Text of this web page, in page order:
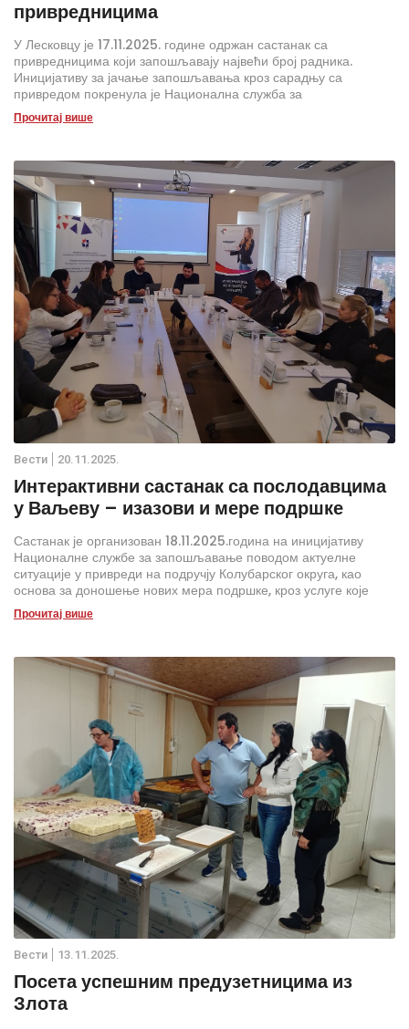
привредницима
У Лесковцу је 17.11.2025. године одржан састанак са
привредницима који запошљавају највећи број радника.
Иницијативу за јачање запошљавања кроз сарадњу са
привредом покренула је Национална служба за
запошљавање, а Град Лесковац и Привредна комора Србије
су активно учествовали у припреми и организацији састанка.
Прочитај више
Вести 20.11.2025.
Интерактивни састанак са послодавцима
у Ваљеву – изазови и мере подршке
Састанак је организован 18.11.2025.година на иницијативу
Националне службе за запошљавање поводом актуелне
ситуације у привреди на подручју Колубарског округа, као
основа за доношење нових мера подршке, кроз услуге које
пружа НСЗ, ПКС-РПК – Регионална привредна комора
Колубарског и Мачванског управног округа и Града Ваљева.
Прочитај више
Вести 13.11.2025.
Посета успешним предузетницима из
Злота